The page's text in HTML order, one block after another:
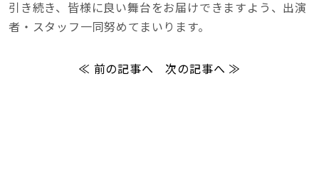
引き続き、皆様に良い舞台をお届けできますよう、出演
者・スタッフ一同努めてまいります。
≪ 前の記事へ 次の記事へ ≫